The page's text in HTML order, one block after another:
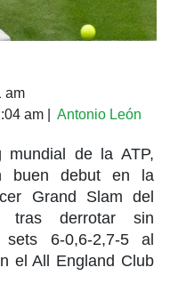
am
am Antonio León
de la ATP,
buen debut en la
Grand Slam del
tras derrotar sin
sets 6-0,6-2,7-5 al
el All England Club